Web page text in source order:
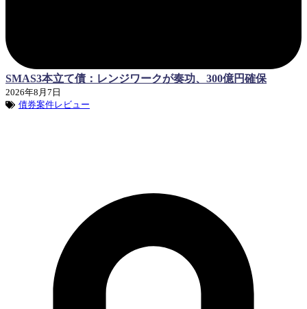
SMAS3本立て債：レンジワークが奏功、300億円確保
2026年8月7日
債券案件レビュー